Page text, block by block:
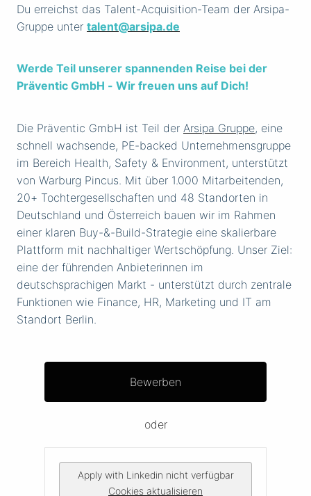
Du erreichst das Talent-Acquisition-Team der Arsipa-
Gruppe unter talent@arsipa.de
Werde Teil unserer spannenden Reise bei der
Präventic GmbH - Wir freuen uns auf Dich!
Die Präventic GmbH ist Teil der Arsipa Gruppe, eine
schnell wachsende, PE-backed Unternehmensgruppe
im Bereich Health, Safety & Environment, unterstützt
von Warburg Pincus. Mit über 1.000 Mitarbeitenden,
20+ Tochtergesellschaften und 48 Standorten in
Deutschland und Österreich bauen wir im Rahmen
einer klaren Buy-&-Build-Strategie eine skalierbare
Plattform mit nachhaltiger Wertschöpfung. Unser Ziel:
eine der führenden Anbieterinnen im
deutschsprachigen Markt - unterstützt durch zentrale
Funktionen wie Finance, HR, Marketing und IT am
Standort Berlin.
Bewerben
oder
Apply with Linkedin nicht verfügbar
Cookies aktualisieren